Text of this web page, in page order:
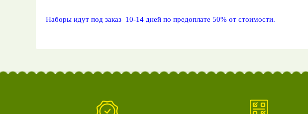
Наборы идут под заказ 10-14 дней по предоплате 50% от стоимости.